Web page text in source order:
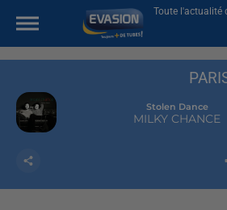
Toute l'actualité
Stolen Dance
MILKY CHANCE